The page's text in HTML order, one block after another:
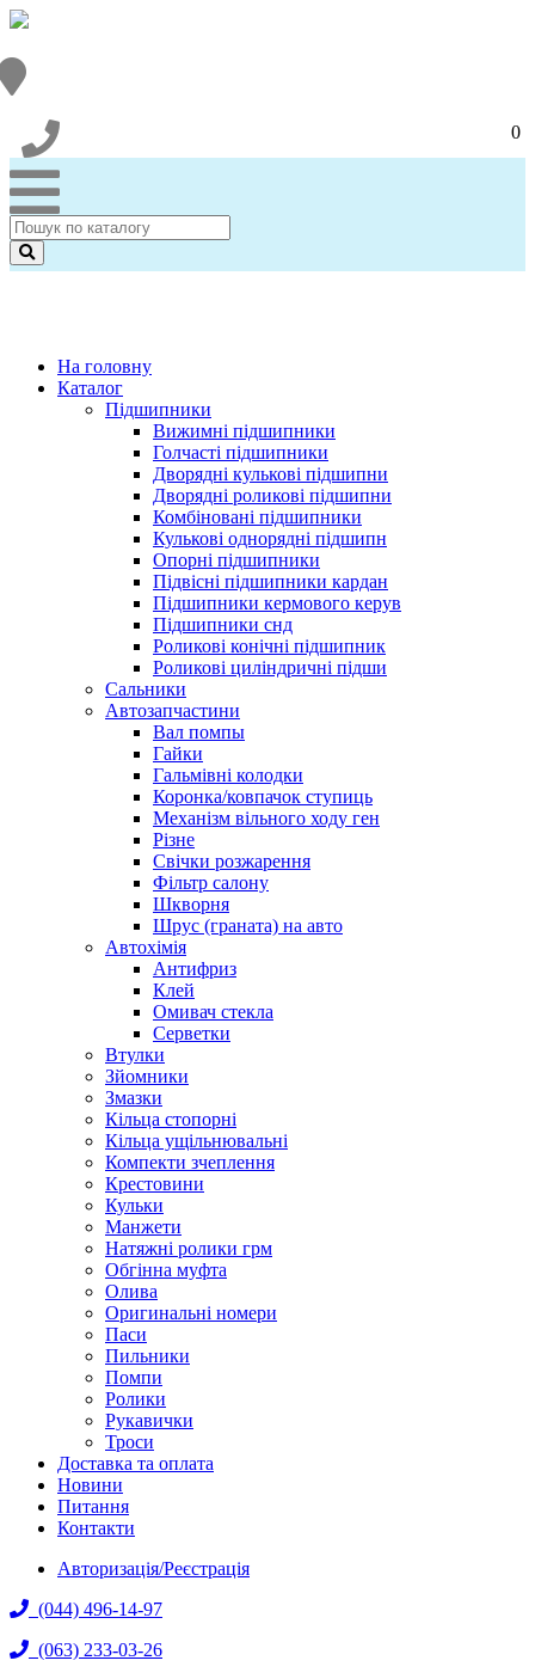
0
На головну
Каталог
Підшипники
Вижимні підшипники
Голчасті підшипники
Дворядні кулькові підшипни
Дворядні роликові підшипни
Комбіновані підшипники
Кулькові однорядні підшипн
Опорні підшипники
Підвісні підшипники кардан
Підшипники кермового керув
Підшипники снд
Роликові конічні підшипник
Роликові циліндричні підши
Сальники
Автозапчастини
Вал помпы
Гайки
Гальмівні колодки
Коронка/ковпачок ступиць
Механізм вільного ходу ген
Різне
Свічки розжарення
Фільтр салону
Шкворня
Шрус (граната) на авто
Автохімія
Антифриз
Клей
Омивач стекла
Серветки
Втулки
Зйомники
Змазки
Кільца стопорні
Кільца ущільнювальні
Компекти зчеплення
Крестовини
Кульки
Манжети
Натяжні ролики грм
Обгінна муфта
Олива
Оригинальні номери
Паси
Пильники
Помпи
Ролики
Рукавички
Троси
Доставка та оплата
Новини
Питання
Контакти
Авторизація/Реєстрація
(044) 496-14-97
(063) 233-03-26